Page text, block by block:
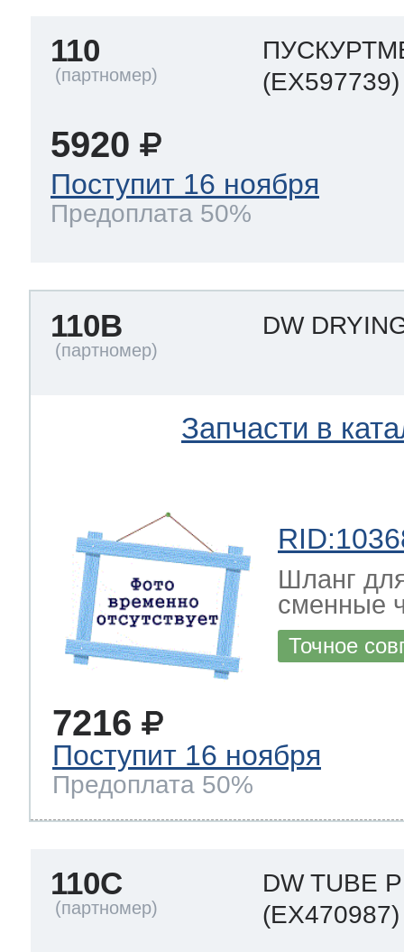
110
(EX597739)
5920
Поступит 16 ноября
Предоплата 50%
110B DW
Запчасти в
Шланг
сменные
Точное
7216
Поступит 16 ноября
Предоплата 50%
110C
DW TUBE
(EX470987)